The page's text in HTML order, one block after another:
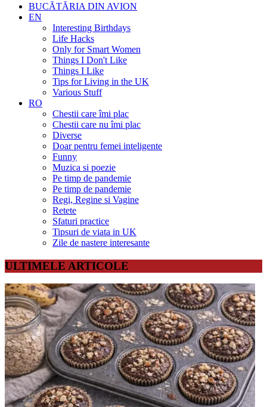
BUCĂTĂRIA DIN AVION
EN
Interesting Birthdays
Life Hacks
Only for Smart Women
Things I Don't Like
Things I Like
Tips for Living in the UK
Various Stuff
RO
Chestii care îmi plac
Chestii care nu îmi plac
Diverse
Doar pentru femei inteligente
Funny
Muzica si poezie
Pe timp de pandemie
Pe timp de pandemie
Regi, Regine si Vagine
Retete
Sfaturi practice
Tipsuri de viata in UK
Zile de nastere interesante
ULTIMELE ARTICOLE